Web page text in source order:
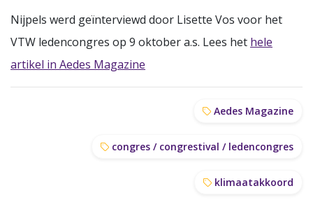
Nijpels werd geïnterviewd door Lisette Vos voor het
VTW ledencongres op 9 oktober a.s. Lees het hele
artikel in Aedes Magazine
Aedes Magazine
congres / congrestival / ledencongres
klimaatakkoord